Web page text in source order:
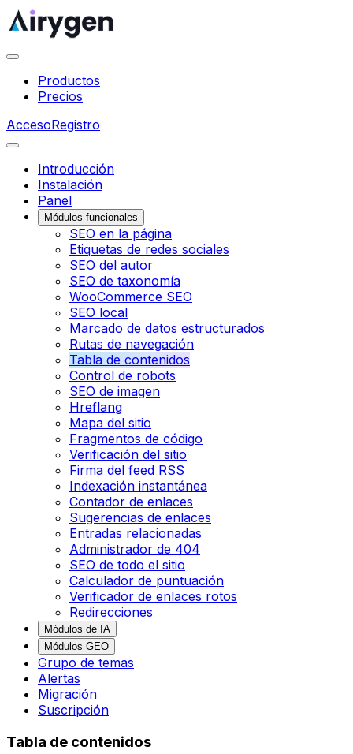
Productos
Precios
AccesoRegistro
Introducción
Instalación
Panel
Módulos funcionales
SEO en la página
Etiquetas de redes sociales
SEO del autor
SEO de taxonomía
WooCommerce SEO
SEO local
Marcado de datos estructurados
Rutas de navegación
Tabla de contenidos
Control de robots
SEO de imagen
Hreflang
Mapa del sitio
Fragmentos de código
Verificación del sitio
Firma del feed RSS
Indexación instantánea
Contador de enlaces
Sugerencias de enlaces
Entradas relacionadas
Administrador de 404
SEO de todo el sitio
Calculador de puntuación
Verificador de enlaces rotos
Redirecciones
Módulos de IA
Módulos GEO
Grupo de temas
Alertas
Migración
Suscripción
Tabla de contenidos